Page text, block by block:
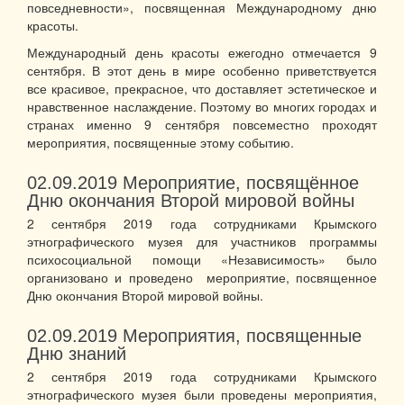
повседневности», посвященная Международному дню
красоты.
Международный день красоты ежегодно отмечается 9
сентября. В этот день в мире особенно приветствуется
все красивое, прекрасное, что доставляет эстетическое и
нравственное наслаждение. Поэтому во многих городах и
странах именно 9 сентября повсеместно проходят
мероприятия, посвященные этому событию.
02.09.2019 Мероприятие, посвящённое
Дню окончания Второй мировой войны
2 сентября 2019 года сотрудниками Крымского
этнографического музея для участников программы
психосоциальной помощи «Независимость» было
организовано и проведено мероприятие, посвященное
Дню окончания Второй мировой войны.
02.09.2019 Мероприятия, посвященные
Дню знаний
2 сентября 2019 года сотрудниками Крымского
этнографического музея были проведены мероприятия,